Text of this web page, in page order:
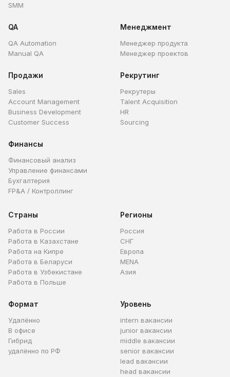
SMM
QA
QA Automation
Manual QA
Менеджмент
Менеджер продукта
Менеджер проектов
Продажи
Sales
Account Management
Business Development
Customer Success
Рекрутинг
Рекрутеры
Talent Acquisition
HR
Sourcing
Финансы
Финансовый анализ
Управление финансами
Бухгалтерия
FP&A / Контроллинг
Страны
Работа в России
Работа в Казахстане
Работа на Кипре
Работа в Беларуси
Работа в Узбекистане
Работа в Польше
Регионы
Россия
СНГ
Европа
MENA
Азия
Формат
Удалённо
В офисе
Гибрид
удалённо по РФ
Уровень
intern вакансии
junior вакансии
middle вакансии
senior вакансии
lead вакансии
head вакансии